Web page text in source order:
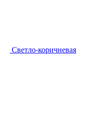
Светло-коричневая